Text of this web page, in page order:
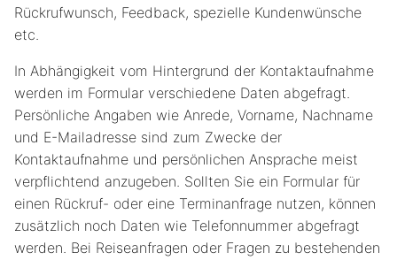
Rückrufwunsch, Feedback, spezielle Kundenwünsche
etc.
In Abhängigkeit vom Hintergrund der Kontaktaufnahme
werden im Formular verschiedene Daten abgefragt.
Persönliche Angaben wie Anrede, Vorname, Nachname
und E-Mailadresse sind zum Zwecke der
Kontaktaufnahme und persönlichen Ansprache meist
verpflichtend anzugeben. Sollten Sie ein Formular für
einen Rückruf- oder eine Terminanfrage nutzen, können
zusätzlich noch Daten wie Telefonnummer abgefragt
werden. Bei Reiseanfragen oder Fragen zu bestehenden